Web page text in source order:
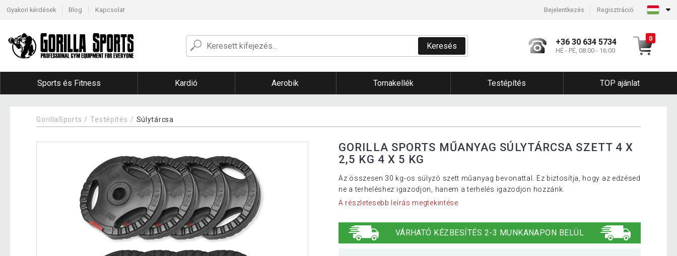
Gyakori kérdések Blog Kapcsolat Bejelentkezés Regisztráció
Keresés +36 30 634 5734
HÉ - PÉ, 08:00 - 16:00
0
Sports és Fitness Kardió Aerobik Tornakellék Testépítés TOP ajánlat
GorillaSports Testépítés Súlytárcsa
GORILLA SPORTS MŰANYAG SÚLYTÁRCSA SZETT 4 X
2,5 KG 4 X 5 KG
Az összesen 30 kg-os súlyzó szett műanyag bevonattal. Ez biztosítja, hogy az edzésed
ne a terheléshez igazodjon, hanem a terhelés igazodjon hozzánk.
A részletesebb leírás megtekintése
VÁRHATÓ KÉZBESÍTÉS 2-3 MUNKANAPON BELÜL